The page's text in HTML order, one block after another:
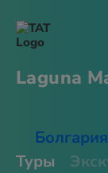
Laguna
Болгария
Туры